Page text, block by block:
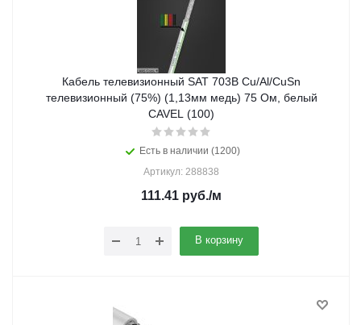
Кабель телевизионный SAT 703B Cu/Al/CuSn
телевизионный (75%) (1,13мм медь) 75 Ом, белый
CAVEL (100)
Есть в наличии (1200)
Артикул: 288838
111.41 руб./м
В корзину